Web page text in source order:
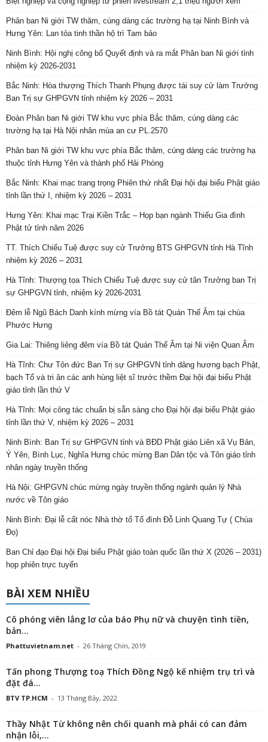
Phân ban Ni giới TW thăm, cúng dàng các trường hạ tại Ninh Bình và
Hưng Yên: Lan tỏa tinh thần hộ trì Tam bảo
Ninh Bình: Hội nghị công bố Quyết định và ra mắt Phân ban Ni giới tỉnh
nhiệm kỳ 2026-2031
Bắc Ninh: Hòa thượng Thích Thanh Phụng được tái suy cử làm Trưởng
Ban Trị sự GHPGVN tỉnh nhiệm kỳ 2026 – 2031
Đoàn Phân ban Ni giới TW khu vực phía Bắc thăm, cúng dàng các
trường hạ tại Hà Nội nhân mùa an cư PL.2570
Phân ban Ni giới TW khu vực phía Bắc thăm, cúng dàng các trường hạ
thuộc tỉnh Hưng Yên và thành phố Hải Phòng
Bắc Ninh: Khai mạc trang trọng Phiên thứ nhất Đại hội đại biểu Phật giáo
tỉnh lần thứ I, nhiệm kỳ 2026 – 2031
Hưng Yên: Khai mạc Trại Kiền Trắc – Họp bạn ngành Thiếu Gia đình
Phật tử tỉnh năm 2026
TT. Thích Chiếu Tuệ được suy cử Trưởng BTS GHPGVN tỉnh Hà Tĩnh
nhiệm kỳ 2026 – 2031
Hà Tĩnh: Thượng tọa Thích Chiếu Tuệ được suy cử tân Trưởng ban Trị
sự GHPGVN tỉnh, nhiệm kỳ 2026-2031
Đêm lễ Ngũ Bách Danh kính mừng vía Bồ tát Quán Thế Âm tại chùa
Phước Hưng
Gia Lai: Thiêng liêng đêm vía Bồ tát Quán Thế Âm tại Ni viện Quan Âm
Hà Tĩnh: Chư Tôn đức Ban Trị sự GHPGVN tỉnh dâng hương bạch Phật,
bạch Tổ và tri ân các anh hùng liệt sĩ trước thềm Đại hội đại biểu Phật
giáo tỉnh lần thứ V
Hà Tĩnh: Mọi công tác chuẩn bị sẵn sàng cho Đại hội đại biểu Phật giáo
tỉnh lần thứ V, nhiệm kỳ 2026 – 2031
Ninh Bình: Ban Trị sự GHPGVN tỉnh và BĐD Phật giáo Liên xã Vụ Bản,
Ý Yên, Bình Lục, Nghĩa Hưng chúc mừng Ban Dân tộc và Tôn giáo tỉnh
nhân ngày truyền thống
Hà Nội: GHPGVN chúc mừng ngày truyền thống ngành quản lý Nhà
nước về Tôn giáo
Ninh Bình: Đại lễ cất nóc Nhà thờ tổ Tổ đình Đỗ Linh Quang Tự ( Chùa
Đọ)
Ban Chỉ đạo Đại hội Đại biểu Phật giáo toàn quốc lần thứ X (2026 – 2031)
họp phiên trực tuyến
BÀI XEM NHIỀU
Cô phóng viên lẳng lơ của báo Phụ nữ và chuyện tình tiền,
bản...
Phattuvietnam.net - 26 Tháng Chín, 2019
Tấn phong Thượng toạ Thích Đồng Ngộ kế nhiệm trụ trì và
đặt đá...
BTV TP.HCM - 13 Tháng Bảy, 2022
Thầy Nhật Từ không nên chối quanh mà phải có can đảm
nhận lỗi,...